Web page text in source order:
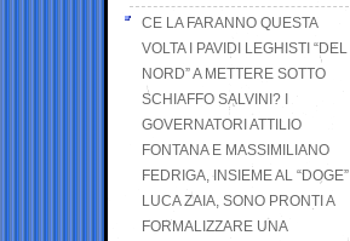
CE LA FARANNO QUESTA
VOLTA I PAVIDI LEGHISTI “DEL
NORD” A METTERE SOTTO
SCHIAFFO SALVINI? I
GOVERNATORI ATTILIO
FONTANA E MASSIMILIANO
FEDRIGA, INSIEME AL “DOGE”
LUCA ZAIA, SONO PRONTI A
FORMALIZZARE UNA